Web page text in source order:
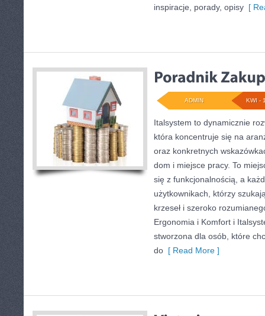
inspiracje, porady, opisy [
KWI -
ADMIN
Italsystem to dynamicznie
która koncentruje się na
oraz konkretnych
dom i miejsce pracy. To
się z funkcjonalnością, a
użytkownikach, którzy
krzeseł i szeroko
Ergonomia i Komfort i
stworzona dla osób, które
do [ Read More ]